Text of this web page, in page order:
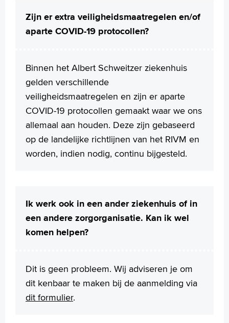
Zijn er extra veiligheidsmaatregelen en/of
aparte COVID-19 protocollen?
Binnen het Albert Schweitzer ziekenhuis
gelden verschillende
veiligheidsmaatregelen en zijn er aparte
COVID-19 protocollen gemaakt waar we ons
allemaal aan houden. Deze zijn gebaseerd
op de landelijke richtlijnen van het RIVM en
worden, indien nodig, continu bijgesteld.
Ik werk ook in een ander ziekenhuis of in
een andere zorgorganisatie. Kan ik wel
komen helpen?
Dit is geen probleem. Wij adviseren je om
dit kenbaar te maken bij de aanmelding via
dit formulier.